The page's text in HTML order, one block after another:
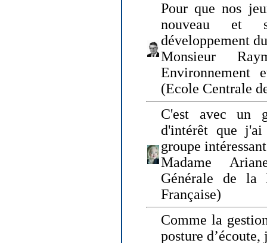
Pour que nos
nouveau et
développement
Monsieur
Environnement
(Ecole Centrale
C'est avec un
d'intérêt que
groupe
Madame
Générale de la
Française)
Comme la
posture